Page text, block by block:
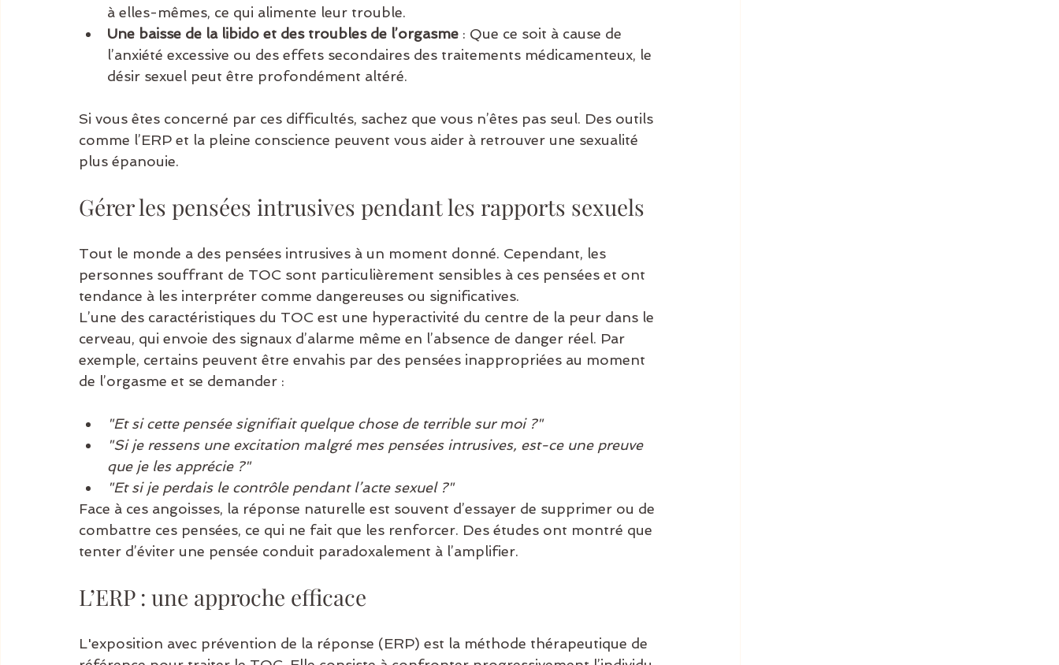
à elles-mêmes, ce qui alimente leur trouble.
Une baisse de la libido et des troubles de l’orgasme : Que ce soit à cause de
l’anxiété excessive ou des effets secondaires des traitements médicamenteux, le
désir sexuel peut être profondément altéré.
Si vous êtes concerné par ces difficultés, sachez que vous n’êtes pas seul. Des outils
comme l’ERP et la pleine conscience peuvent vous aider à retrouver une sexualité
plus épanouie.
Gérer les pensées intrusives pendant les rapports sexuels
Tout le monde a des pensées intrusives à un moment donné. Cependant, les
personnes souffrant de TOC sont particulièrement sensibles à ces pensées et ont
tendance à les interpréter comme dangereuses ou significatives.
L’une des caractéristiques du TOC est une hyperactivité du centre de la peur dans le
cerveau, qui envoie des signaux d’alarme même en l’absence de danger réel. Par
exemple, certains peuvent être envahis par des pensées inappropriées au moment
de l’orgasme et se demander :
"Et si cette pensée signifiait quelque chose de terrible sur moi ?"
"Si je ressens une excitation malgré mes pensées intrusives, est-ce une preuve
que je les apprécie ?"
"Et si je perdais le contrôle pendant l’acte sexuel ?"
Face à ces angoisses, la réponse naturelle est souvent d’essayer de supprimer ou de
combattre ces pensées, ce qui ne fait que les renforcer. Des études ont montré que
tenter d’éviter une pensée conduit paradoxalement à l’amplifier.
L’ERP : une approche efficace
L'exposition avec prévention de la réponse (ERP) est la méthode thérapeutique de